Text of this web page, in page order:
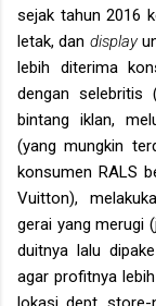
sejak tahun 2016
letak, dan display
lebih diterima
dengan selebritis
bintang iklan,
(yang mungkin
konsumen RALS
Vuitton),
gerai yang merugi
duitnya lalu
agar profitnya